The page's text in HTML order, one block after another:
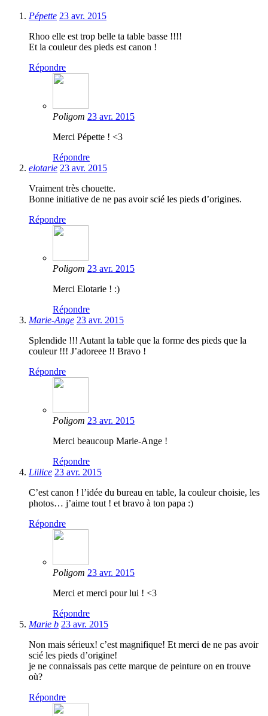
Pépette 23 avr. 2015
Rhoo elle est trop belle ta table basse !!!!
Et la couleur des pieds est canon !
Répondre
Poligom 23 avr. 2015
Merci Pépette ! <3
Répondre
elotarie 23 avr. 2015
Vraiment très chouette.
Bonne initiative de ne pas avoir scié les pieds d’origines.
Répondre
Poligom 23 avr. 2015
Merci Elotarie ! :)
Répondre
Marie-Ange 23 avr. 2015
Splendide !!! Autant la table que la forme des pieds que la
couleur !!! J’adoreee !! Bravo !
Répondre
Poligom 23 avr. 2015
Merci beaucoup Marie-Ange !
Répondre
Liilice 23 avr. 2015
C’est canon ! l’idée du bureau en table, la couleur choisie, les
photos… j’aime tout ! et bravo à ton papa :)
Répondre
Poligom 23 avr. 2015
Merci et merci pour lui ! <3
Répondre
Marie b 23 avr. 2015
Non mais sérieux! c’est magnifique! Et merci de ne pas avoir
scié les pieds d’origine!
je ne connaissais pas cette marque de peinture on en trouve
où?
Répondre